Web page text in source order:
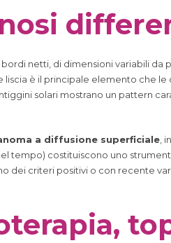
netti, di dimensioni variabili
è il principale elemento che
solari mostrano un pattern
a diffusione superficiale,
tempo) costituiscono uno
dei criteri positivi o con recente